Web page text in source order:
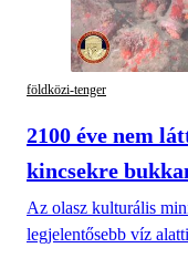
földközi-tenger
2100 éve nem
kincsekre
Az olasz kulturális
legjelentősebb víz